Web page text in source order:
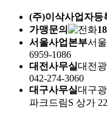
(주)이삭사업자등
가맹문의
서울사업본부서
6959-1086
대전사무실대전
042-274-3060
대구사무실대구
파크드림S 상가